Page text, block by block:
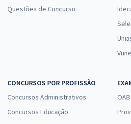
Questões de Concurso
CONCURSOS POR PROFISSÃO
Concursos Administrativos
Concursos Educação
OAB